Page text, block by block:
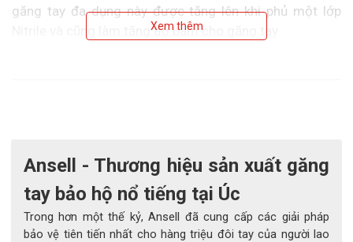
găng tay đa dụng này được tăng lên khi phủ một lớp
Nitrile và cũng làm tăng độ bám cho găng tay
tuổi thọ của găng tay
Độ bám củagăng tay bảo hộ công nhâncũng được
tăng khi có lớp phủ Nitrile
Lớp lót mỏng bằng Nylon giúp người đeo thoải mái
nhất khi sử dụng
Xem thêm
Ansell - Thương hiệu sản xuất găng
tay bảo hộ nổ tiếng tại Úc
Trong hơn một thế kỷ, Ansell đã cung cấp các giải pháp
bảo vệ tiên tiến nhất cho hàng triệu đôi tay của người lao